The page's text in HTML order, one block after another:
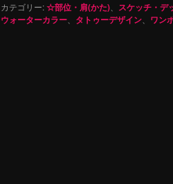
カテゴリー:☆部位・肩(かた)、 スケッチ・デ
ウォーターカラー、 タトゥーデザイン、 ワン